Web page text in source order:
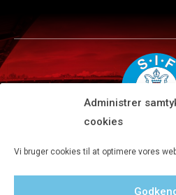
Administrer
cookies
Vi bruger cookies til at optimere vores
Tlf 8680 4477 · Fax 8680 4647 ·